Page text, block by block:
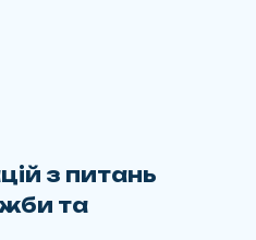
з питань
та